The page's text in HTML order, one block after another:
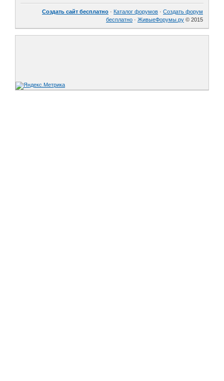
Создать сайт бесплатно · Каталог форумов · Создать форум
бесплатно · ЖивыеФорумы.ру © 2015